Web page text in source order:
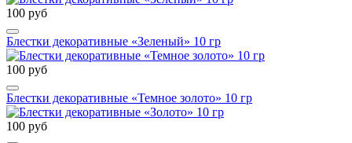
100 руб
Блестки декоративные «Зеленый» 10 гр
100 руб
Блестки декоративные «Темное золото» 10 гр
100 руб